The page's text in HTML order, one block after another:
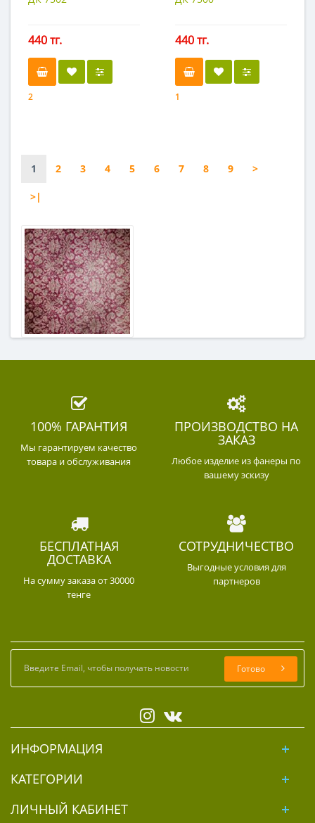
440 тг.
2
440 тг.
1
1 2 3 4 5 6 7 8 9 >
>|
100% ГАРАНТИЯ
Мы гарантируем качество
товара и обслуживания
ПРОИЗВОДСТВО НА
ЗАКАЗ
Любое изделие из фанеры по
вашему эскизу
БЕСПЛАТНАЯ
ДОСТАВКА
На сумму заказа от 30000
тенге
СОТРУДНИЧЕСТВО
Выгодные условия для
партнеров
Готово
ИНФОРМАЦИЯ
КАТЕГОРИИ
ЛИЧНЫЙ КАБИНЕТ